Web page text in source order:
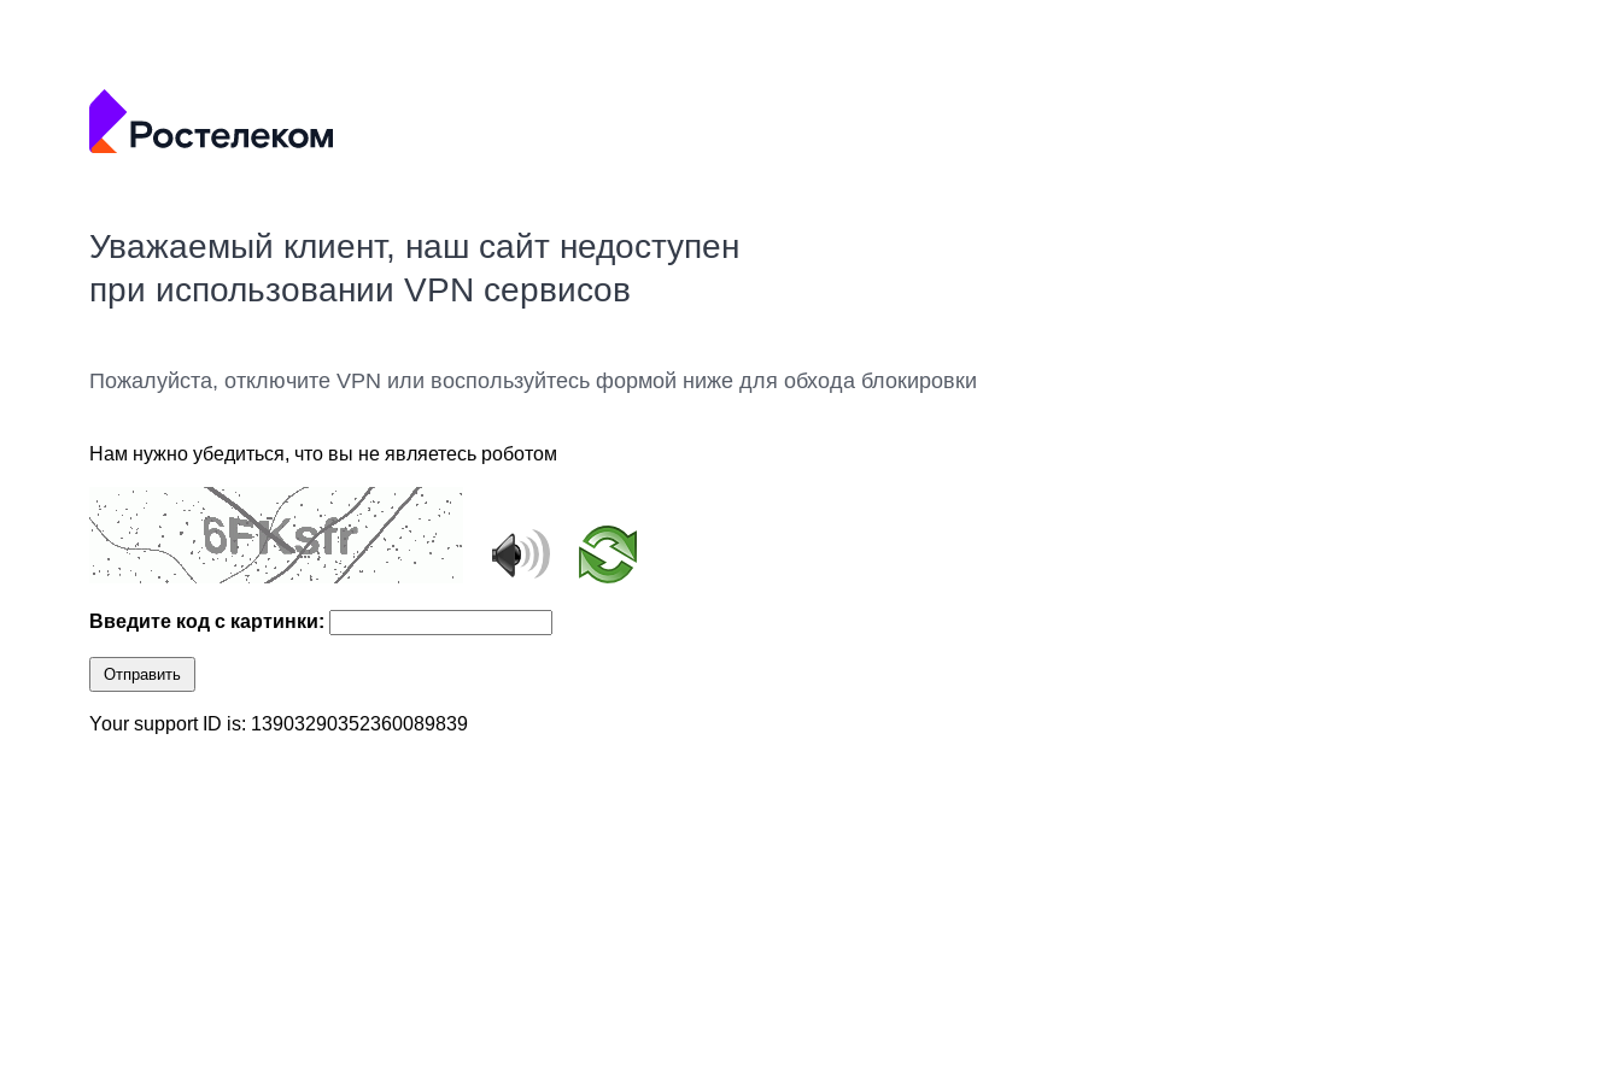
Уважаемый клиент, наш сайт недоступен
при использовании VPN сервисов
Пожалуйста, отключите VPN или воспользуйтесь формой ниже для обхода блокировки
Нам нужно убедиться, что вы не являетесь роботом
Введите код с картинки:
Отправить
Your support ID is: 13903290352360089839